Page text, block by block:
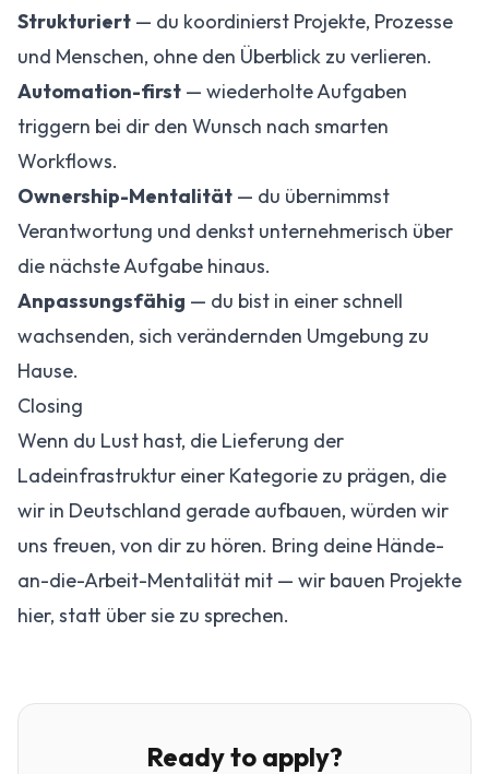
Strukturiert — du koordinierst Projekte, Prozesse
und Menschen, ohne den Überblick zu verlieren.
Automation-first — wiederholte Aufgaben
triggern bei dir den Wunsch nach smarten
Workflows.
Ownership-Mentalität — du übernimmst
Verantwortung und denkst unternehmerisch über
die nächste Aufgabe hinaus.
Anpassungsfähig — du bist in einer schnell
wachsenden, sich verändernden Umgebung zu
Hause.
Closing
Wenn du Lust hast, die Lieferung der
Ladeinfrastruktur einer Kategorie zu prägen, die
wir in Deutschland gerade aufbauen, würden wir
uns freuen, von dir zu hören. Bring deine Hände-
an-die-Arbeit-Mentalität mit — wir bauen Projekte
hier, statt über sie zu sprechen.
Ready to apply?